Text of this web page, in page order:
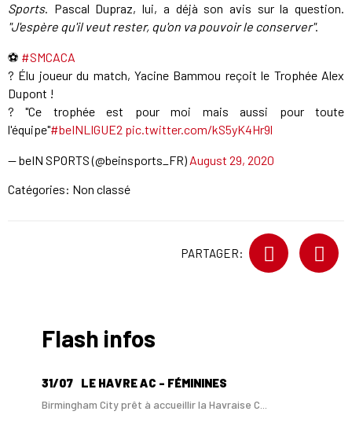
Sports. Pascal Dupraz, lui, a déjà son avis sur la question.
"J'espère qu'il veut rester, qu'on va pouvoir le conserver".
⚽️ #SMCACA
? Élu joueur du match, Yacine Bammou reçoit le Trophée Alex
Dupont !
?️ "Ce trophée est pour moi mais aussi pour toute
l'équipe"#beINLIGUE2 pic.twitter.com/kS5yK4Hr9l
— beIN SPORTS (@beinsports_FR) August 29, 2020
Catégories: Non classé
PARTAGER:
Flash infos
31/07 LE HAVRE AC - FÉMININES
Birmingham City prêt à accueillir la Havraise C...